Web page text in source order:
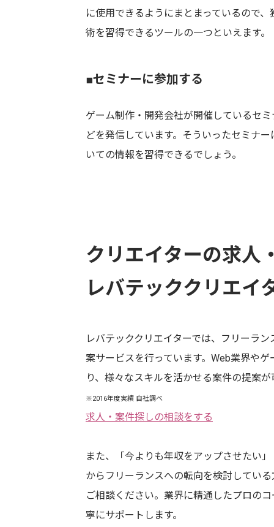
に使用できるようにまとまっているので
術を習得できるツールの一つといえます。
■セミナーに参加する
ゲーム制作・開発会社が開催しているセ
どを発信しています。そういったセミナ
いての情報を習得できるでしょう。
クリエイターの求人
レバテッククリエイ
レバテッククリエイターでは、フリーラ
案サービスを行っています。Web業界や
り、様々なスキルを活かせる案件の提案が
※2016年度実績 自社調べ
求人・案件探しの相談をする
また、「今よりも年収をアップさせたい
からフリーランスへの転向を検討してい
ご相談ください。業界に精通したプロの
寧にサポートします。